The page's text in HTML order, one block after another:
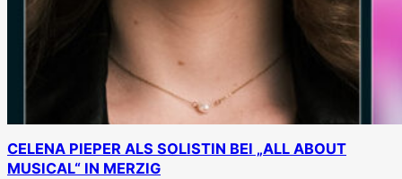
CELENA PIEPER ALS SOLISTIN BEI „ALL ABOUT
MUSICAL“ IN MERZIG